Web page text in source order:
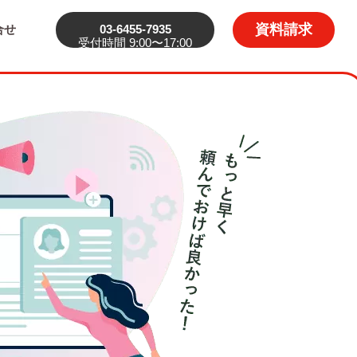
せ
03-6455-7935
受付時間 9:00〜17:00
資料請求